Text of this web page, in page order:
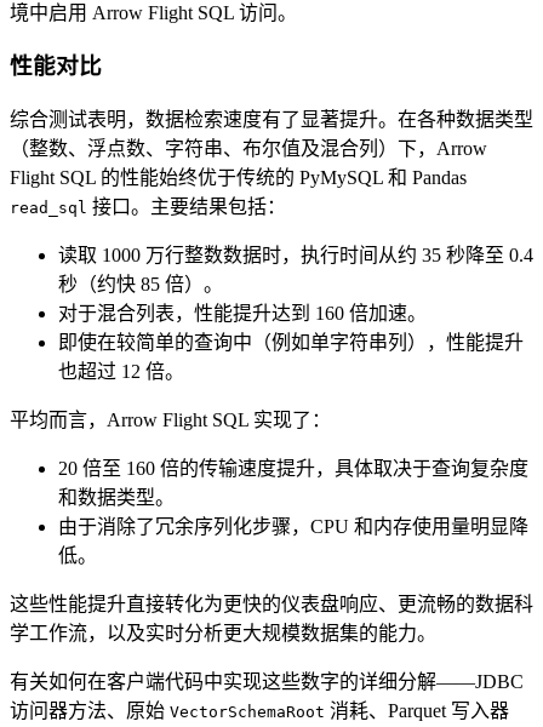
境中启用 Arrow Flight SQL 访问。
性能对比
综合测试表明，数据检索速度有了显著提升。在各种数据类型
（整数、浮点数、字符串、布尔值及混合列）下，Arrow
Flight SQL 的性能始终优于传统的 PyMySQL 和 Pandas
read_sql 接口。主要结果包括：
读取 1000 万行整数数据时，执行时间从约 35 秒降至 0.4
秒（约快 85 倍）。
对于混合列表，性能提升达到 160 倍加速。
即使在较简单的查询中（例如单字符串列），性能提升
也超过 12 倍。
平均而言，Arrow Flight SQL 实现了：
20 倍至 160 倍的传输速度提升，具体取决于查询复杂度
和数据类型。
由于消除了冗余序列化步骤，CPU 和内存使用量明显降
低。
这些性能提升直接转化为更快的仪表盘响应、更流畅的数据科
学工作流，以及实时分析更大规模数据集的能力。
有关如何在客户端代码中实现这些数字的详细分解——JDBC
访问器方法、原始 VectorSchemaRoot 消耗、Parquet 写入器